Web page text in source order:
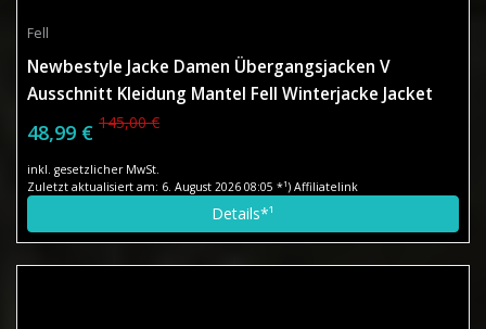
Fell
Newbestyle Jacke Damen Übergangsjacken V
Ausschnitt Kleidung Mantel Fell Winterjacke Jacket
Wintermantel Top Coat mit Schrägem Reißverschluss
Schwarz X-Small
48,99 € 145,00 €
inkl. gesetzlicher MwSt.
Zuletzt aktualisiert am: 6. August 2026 08:05 *¹) Affiliatelink
Details*¹